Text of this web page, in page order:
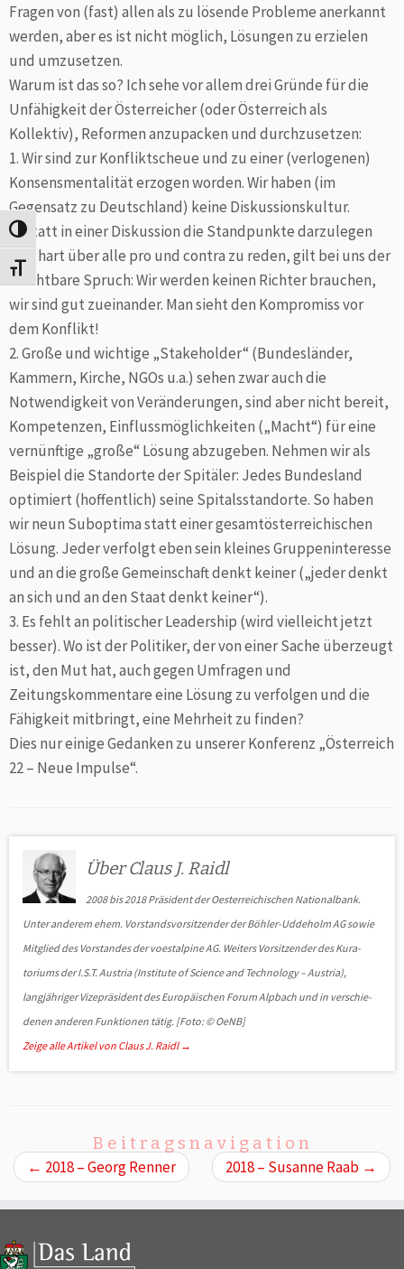
Umschalten auf hohe Kontraste
Schrift vergrößern
Fragen von (fast) allen als zu lösende Probleme anerkannt
werden, aber es ist nicht möglich, Lösungen zu erzielen
und umzusetzen.
Warum ist das so? Ich sehe vor allem drei Gründe für die
Unfähigkeit der Österreicher (oder Österreich als
Kollektiv), Reformen anzupacken und durchzusetzen:
1. Wir sind zur Konfliktscheue und zu einer (verlogenen)
Konsensmentalität erzogen worden. Wir haben (im
Gegensatz zu Deutschland) keine Diskussionskultur.
Anstatt in einer Diskussion die Standpunkte darzulegen
und hart über alle pro und contra zu reden, gilt bei uns der
furchtbare Spruch: Wir werden keinen Richter brauchen,
wir sind gut zueinander. Man sieht den Kompromiss vor
dem Konflikt!
2. Große und wichtige „Stakeholder“ (Bundesländer,
Kammern, Kirche, NGOs u.a.) sehen zwar auch die
Notwendigkeit von Veränderungen, sind aber nicht bereit,
Kompetenzen, Einflussmöglichkeiten („Macht“) für eine
vernünftige „große“ Lösung abzugeben. Nehmen wir als
Beispiel die Standorte der Spitäler: Jedes Bundesland
optimiert (hoffentlich) seine Spitalsstandorte. So haben
wir neun Suboptima statt einer gesamtösterreichischen
Lösung. Jeder verfolgt eben sein kleines Gruppeninteresse
und an die große Gemeinschaft denkt keiner („jeder denkt
an sich und an den Staat denkt keiner“).
3. Es fehlt an politischer Leadership (wird vielleicht jetzt
besser). Wo ist der Politiker, der von einer Sache überzeugt
ist, den Mut hat, auch gegen Umfragen und
Zeitungskommentare eine Lösung zu verfolgen und die
Fähigkeit mitbringt, eine Mehrheit zu finden?
Dies nur einige Gedanken zu unserer Konferenz „Österreich
22 – Neue Impulse“.
Über Claus J. Raidl
2008 bis 2018 Präsident der Oesterreichischen Nationalbank.
Unter anderem ehem. Vorstandsvorsitzender der Böhler-Uddeholm AG sowie
Mit­glied des Vorstandes der voestalpine AG. Weiters Vorsitzender des Kura­
toriums der I.S.T. Austria (Institute of Science and Technology – Austria),
langjähriger Vizepräsident des Europäischen Forum Alpbach und in ver­schie­
denen anderen Funktionen tätig. [Foto: © OeNB]
Zeige alle Artikel von Claus J. Raidl →
Beitragsnavigation
← 2018 – Georg Renner 2018 – Susanne Raab →